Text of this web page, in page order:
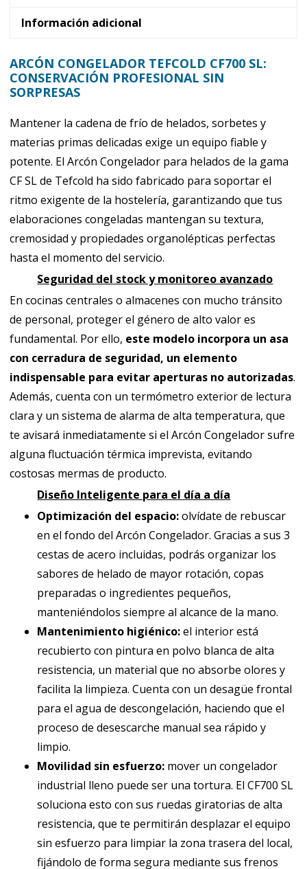
SLInformación adicional
ARCÓN CONGELADOR TEFCOLD CF700 SL:
CONSERVACIÓN PROFESIONAL SIN
SORPRESAS
Mantener la cadena de frío de helados, sorbetes y
materias primas delicadas exige un equipo fiable y
potente. El Arcón Congelador para helados de la gama
CF SL de Tefcold ha sido fabricado para soportar el
ritmo exigente de la hostelería, garantizando que tus
elaboraciones congeladas mantengan su textura,
cremosidad y propiedades organolépticas perfectas
hasta el momento del servicio.
Seguridad del stock y monitoreo avanzado
En cocinas centrales o almacenes con mucho tránsito
de personal, proteger el género de alto valor es
fundamental. Por ello, este modelo incorpora un asa
con cerradura de seguridad, un elemento
indispensable para evitar aperturas no autorizadas.
Además, cuenta con un termómetro exterior de lectura
clara y un sistema de alarma de alta temperatura, que
te avisará inmediatamente si el Arcón Congelador sufre
alguna fluctuación térmica imprevista, evitando
costosas mermas de producto.
Diseño Inteligente para el día a día
Optimización del espacio:olvídate de rebuscar
en el fondo del Arcón Congelador. Gracias a sus 3
cestas de acero incluidas, podrás organizar los
sabores de helado de mayor rotación, copas
preparadas o ingredientes pequeños,
manteniéndolos siempre al alcance de la mano.
Mantenimiento higiénico:el interior está
recubierto con pintura en polvo blanca de alta
resistencia, un material que no absorbe olores y
facilita la limpieza. Cuenta con un desagüe frontal
para el agua de descongelación, haciendo que el
proceso de desescarche manual sea rápido y
limpio.
Movilidad sin esfuerzo: mover un congelador
industrial lleno puede ser una tortura. El CF700 SL
soluciona esto con sus ruedas giratorias de alta
resistencia, que te permitirán desplazar el equipo
sin esfuerzo para limpiar la zona trasera del local,
fijándolo de forma segura mediante sus frenos